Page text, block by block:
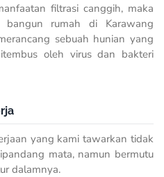
filtrasi canggih, maka
bangun rumah di Karawang
sebuah hunian yang
oleh virus dan bakteri
yang kami tawarkan tidak
mata, namun bermutu
dalamnya.